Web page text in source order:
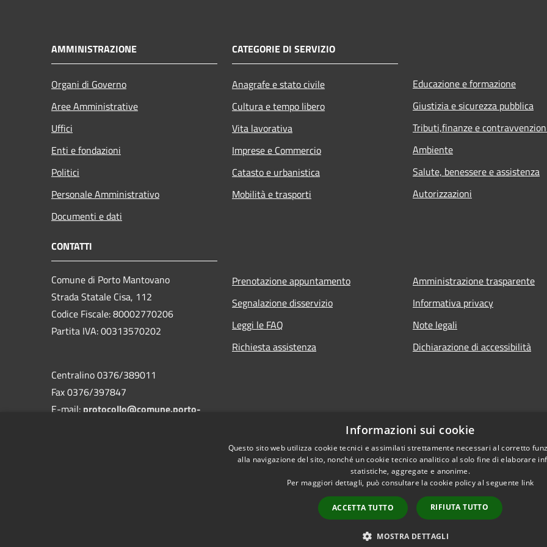
AMMINISTRAZIONE
Organi di Governo
Aree Amministrative
Uffici
Enti e fondazioni
Politici
Personale Amministrativo
Documenti e dati
CATEGORIE DI SERVIZIO
Anagrafe e stato civile
Cultura e tempo libero
Vita lavorativa
Imprese e Commercio
Catasto e urbanistica
Mobilità e trasporti
Educazione e formazione
Giustizia e sicurezza pubblica
Tributi,finanze e
Ambiente
Salute, benessere e assistenza
Autorizzazioni
CONTATTI
Comune di Porto Mantovano
Strada Statale Cisa, 112
Codice Fiscale: 80002770206
Partita IVA: 00313570202
Centralino 0376/389011
Fax 0376/397847
E-mail: protocollo@comune.porto-
comuneportomantovano@legalmail.it
Prenotazione appuntamento
Segnalazione disservizio
Leggi le FAQ
Richiesta assistenza
Amministrazione trasparente
Informativa privacy
Note legali
Dichiarazione di accessibilità
Copyright © 2026 •
Informazioni sui cookie
Questo sito web utilizza cookie tecnici e assimilati strettamente necessari al corretto
alla navigazione del sito, nonché un cookie tecnico analitico al solo fine di elaborare
statistiche, aggregate e anonime.
Per maggiori dettagli, può consultare la cookie policy al seguente link
ACCETTA TUTTO RIFIUTA TUTTO
MOSTRA DETTAGLI